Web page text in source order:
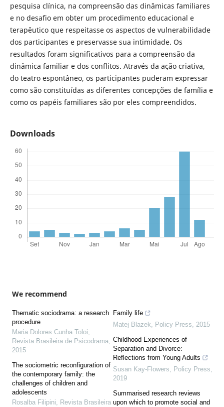
pesquisa clínica, na compreensão das dinâmicas familiares
e no desafio em obter um procedimento educacional e
terapêutico que respeitasse os aspectos de vulnerabilidade
dos participantes e preservasse sua intimidade. Os
resultados foram significativos para a compreensão da
dinâmica familiar e dos conflitos. Através da ação criativa,
do teatro espontâneo, os participantes puderam expressar
como são constituídas as diferentes concepções de família e
como os papéis familiares são por eles compreendidos.
Downloads
We recommend
Thematic sociodrama: a research
procedure
Maria Dolores Cunha Toloi,
Revista Brasileira de Psicodrama,
2015
The sociometric reconfiguration of
the contemporary family: the
challenges of children and
adolescents
Rosalba Filipini, Revista Brasileira
Family life
Matej Blazek, Policy Press, 2015
Childhood Experiences of
Separation and Divorce:
Reflections from Young Adults
Susan Kay-Flowers, Policy Press,
2019
Summarised research reviews
upon which to promote social and